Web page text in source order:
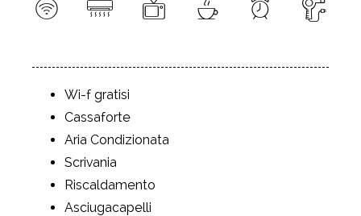
Wi-f gratisi
Cassaforte
Aria Condizionata
Scrivania
Riscaldamento
Asciugacapelli